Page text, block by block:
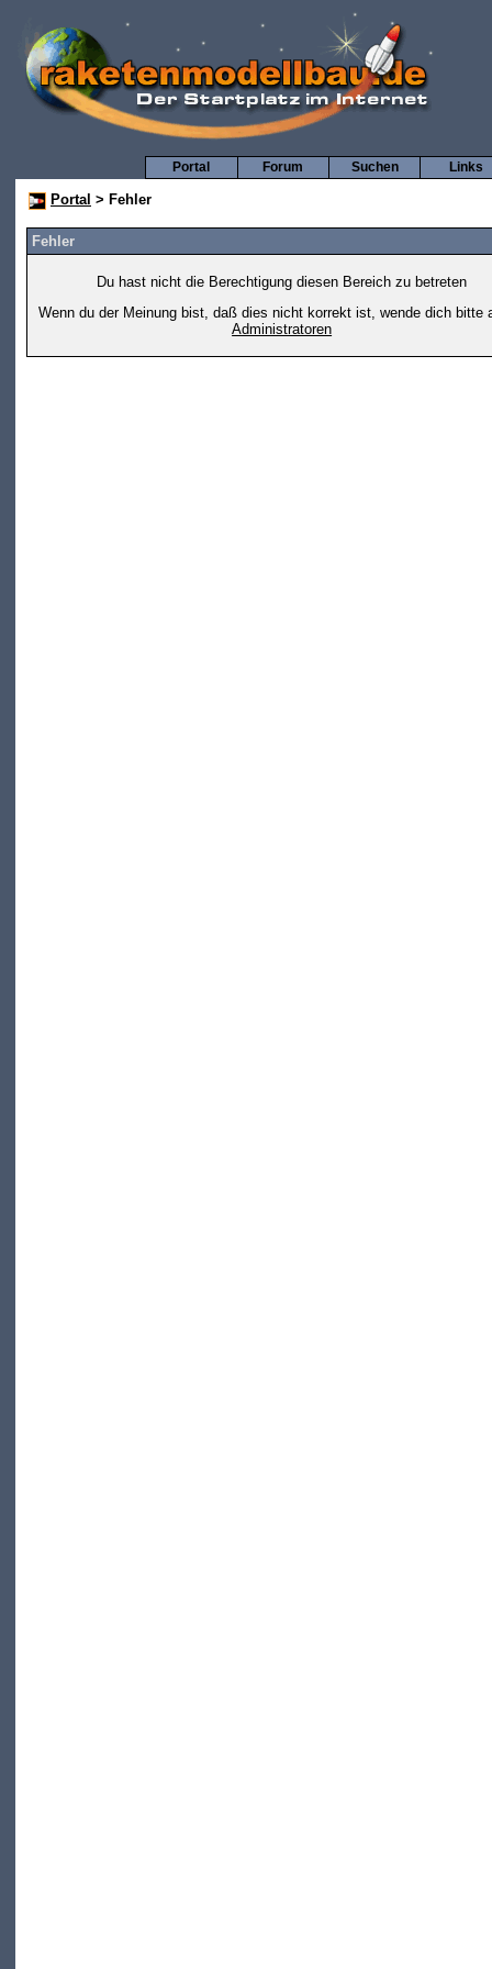
Links
Suchen
Forum
Portal
Portal > Fehler
Fehler
Du hast nicht die Berechtigung diesen Bereich zu betreten
Wenn du der Meinung bist, daß dies nicht korrekt ist, wende dich bitte
Administratoren